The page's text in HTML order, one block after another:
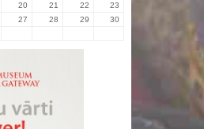
20 21 22
23
27 28 29
30